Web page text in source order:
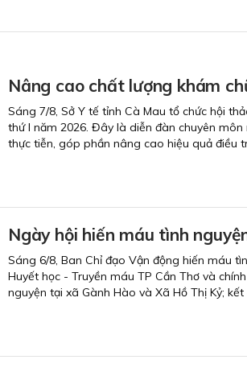
Nâng cao chất lượng khám
Sáng 7/8, Sở Y tế tỉnh Cà Mau tổ chức hội
thứ I năm 2026. Đây là diễn đàn chuyên
thực tiễn, góp phần nâng cao hiệu quả điều
Ngày hội hiến máu tình
Sáng 6/8, Ban Chỉ đạo Vận động hiến máu
Huyết học - Truyền máu TP Cần Thơ và
nguyện tại xã Gành Hào và Xã Hồ Thị Kỷ;